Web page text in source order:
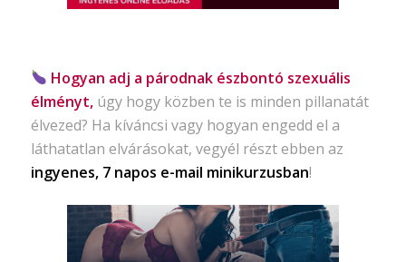
Hogyan adj a párodnak észbontó szexuális
élményt, úgy hogy közben te is minden pillanatát
élvezed? Ha kíváncsi vagy hogyan engedd el a
láthatatlan elvárásokat, vegyél részt ebben az
ingyenes, 7 napos e-mail minikurzusban!